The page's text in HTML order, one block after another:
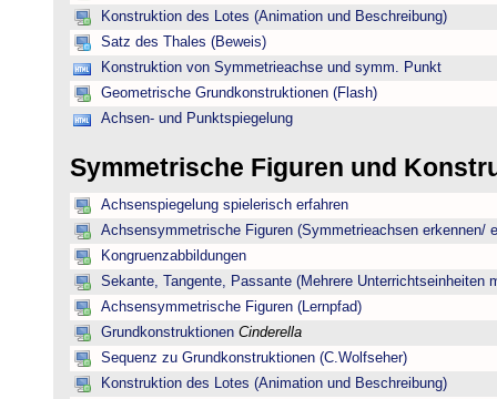
Konstruktion des Lotes (Animation und Beschreibung)
Satz des Thales (Beweis)
Konstruktion von Symmetrieachse und symm. Punkt
Geometrische Grundkonstruktionen (Flash)
Achsen- und Punktspiegelung
Symmetrische Figuren und
Achsenspiegelung spielerisch erfahren
Achsensymmetrische Figuren (Symmetrieachsen erkennen/
Kongruenzabbildungen
Sekante, Tangente, Passante (Mehrere Unterrichtseinheiten
Achsensymmetrische Figuren (Lernpfad)
Grundkonstruktionen Cinderella
Sequenz zu Grundkonstruktionen (C.Wolfseher)
Konstruktion des Lotes (Animation und Beschreibung)